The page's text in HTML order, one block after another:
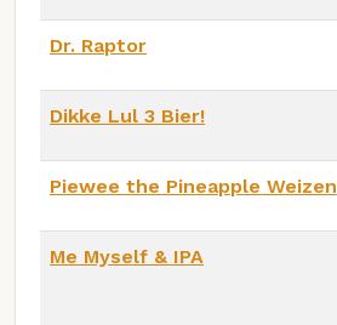
Dr. Raptor
Dikke Lul 3 Bier!
Piewee the Pineapple Weizen
Me Myself & IPA